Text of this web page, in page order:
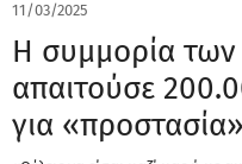
11/03/2025
Η συμμορία
απαιτούσε
για «προστασία»